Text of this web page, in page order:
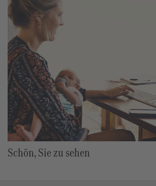
Schön, Sie zu sehen